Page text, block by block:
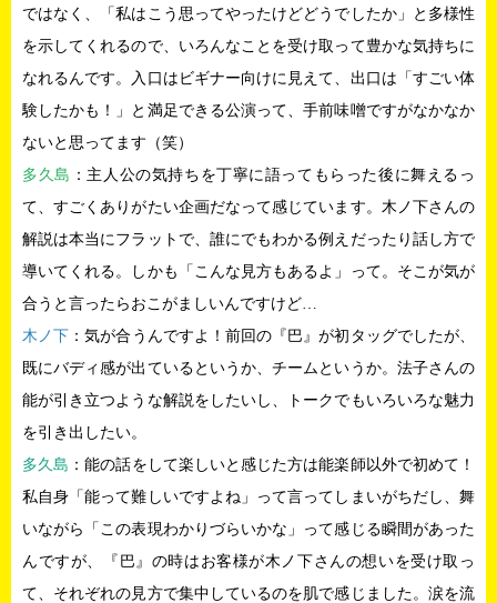
ではなく、「私はこう思ってやったけどどうでしたか」と多様性
を示してくれるので、いろんなことを受け取って豊かな気持ちに
なれるんです。入口はビギナー向けに見えて、出口は「すごい体
験したかも！」と満足できる公演って、手前味噌ですがなかなか
ないと思ってます（笑）
多久島 ：主人公の気持ちを丁寧に語ってもらった後に舞えるっ
て、すごくありがたい企画だなって感じています。木ノ下さんの
解説は本当にフラットで、誰にでもわかる例えだったり話し方で
導いてくれる。しかも「こんな見方もあるよ」って。そこが気が
合うと言ったらおこがましいんですけど…
木ノ下 ：気が合うんですよ！前回の『巴』が初タッグでしたが、
既にバディ感が出ているというか、チームというか。法子さんの
能が引き立つような解説をしたいし、トークでもいろいろな魅力
を引き出したい。
多久島 ：能の話をして楽しいと感じた方は能楽師以外で初めて！
私自身「能って難しいですよね」って言ってしまいがちだし、舞
いながら「この表現わかりづらいかな」って感じる瞬間があった
んですが、『巴』の時はお客様が木ノ下さんの想いを受け取っ
て、それぞれの見方で集中しているのを肌で感じました。涙を流